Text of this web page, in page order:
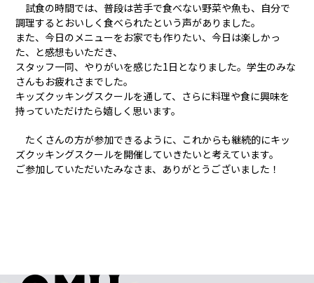
試食の時間では、普段は苦手で食べない野菜や魚も、自分で
調理するとおいしく食べられたという声がありました。
また、今日のメニューをお家でも作りたい、今日は楽しかっ
た、と感想もいただき、
スタッフ一同、やりがいを感じた1日となりました。学生のみな
さんもお疲れさまでした。
キッズクッキングスクールを通して、さらに料理や食に興味を
持っていただけたら嬉しく思います。
たくさんの方が参加できるように、これからも継続的にキッ
ズクッキングスクールを開催していきたいと考えています。
ご参加していただいたみなさま、ありがとうございました！